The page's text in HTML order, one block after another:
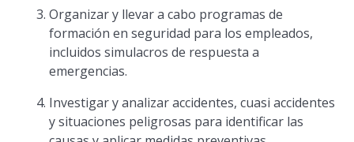
Organizar y llevar a cabo programas de
formación en seguridad para los empleados,
incluidos simulacros de respuesta a
emergencias.
Investigar y analizar accidentes, cuasi accidentes
y situaciones peligrosas para identificar las